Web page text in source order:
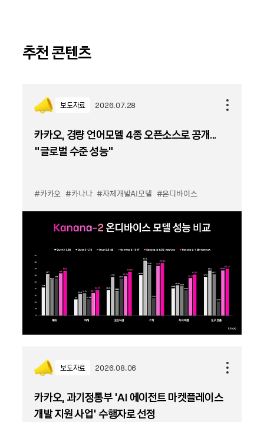
추천 콘텐츠
보도자료 2026.07.28
카카오, 경량 언어모델 4종 오픈소스로 공개...
“글로벌 수준 성능”
#카카오 #카나나 #자체개발AI모델 #온디바이스
보도자료 2026.08.06
카카오, 과기정통부 ‘AI 에이전트 마켓플레이스
개발 지원 사업’ 수행자로 선정